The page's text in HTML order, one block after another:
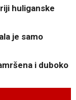
huliganske
je samo
i duboko